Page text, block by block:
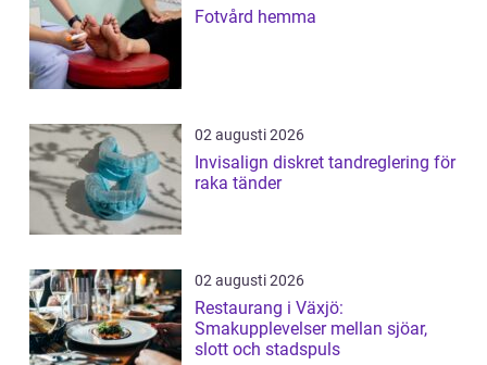
Fotvård hemma
02 augusti 2026
Invisalign diskret tandreglering för
raka tänder
02 augusti 2026
Restaurang i Växjö:
Smakupplevelser mellan sjöar,
slott och stadspuls